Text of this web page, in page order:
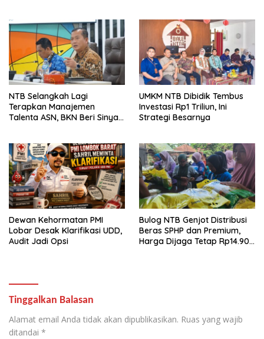
NTB Selangkah Lagi
Terapkan Manajemen
Talenta ASN, BKN Beri Sinyal
UMKM NTB Dibidik Tembus
Investasi Rp1 Triliun, Ini
Strategi Besarnya
Dewan Kehormatan PMI
Lobar Desak Klarifikasi UDD,
Audit Jadi Opsi
Bulog NTB Genjot Distribusi
Beras SPHP dan Premium,
Harga Dijaga Tetap Rp14.900
Tinggalkan Balasan
Alamat email Anda tidak akan dipublikasikan. Ruas yang wajib
ditandai *